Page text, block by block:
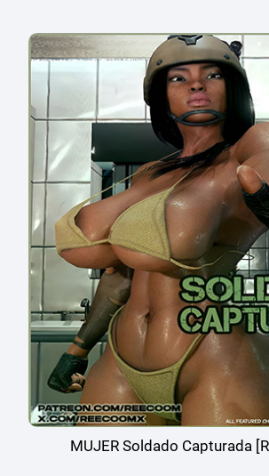
MUJER Soldado Capturada